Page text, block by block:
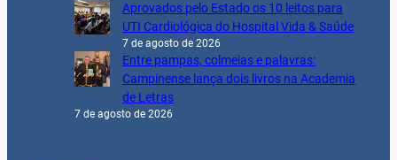
Aprovados pelo Estado os 10 leitos para
UTI Cardiológica do Hospital Vida & Saúde
7 de agosto de 2026
Entre pampas, colmeias e palavras:
Campinense lança dois livros na Academia
de Letras
7 de agosto de 2026